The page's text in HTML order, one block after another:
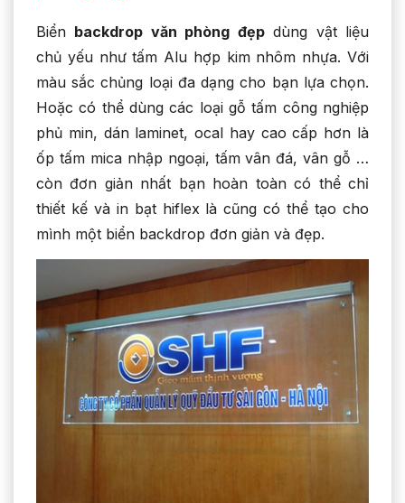
Biển backdrop văn phòng đẹpdùng vật liệu
chủ yếu như tấm Alu hợp kim nhôm nhựa. Với
màu sắc chủng loại đa dạng cho bạn lựa chọn.
Hoặc có thể dùng các loại gỗ tấm công nghiệp
phủ min, dán laminet, ocal hay cao cấp hơn là
ốp tấm mica nhập ngoại, tấm vân đá, vân gỗ …
còn đơn giản nhất bạn hoàn toàn có thể chỉ
thiết kế và in bạt hiflex là cũng có thể tạo cho
mình một biển backdrop đơn giản và đẹp.